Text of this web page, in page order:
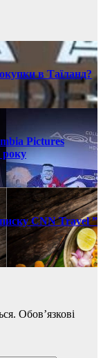
в Таїланд?
Pictures
року
CNN Travel ”
Обов’язкові